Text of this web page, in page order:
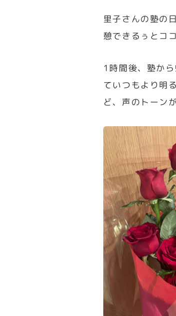
里子さんの塾の
憩できるぅとコ
1時間後、塾か
ていつもより明
ど、声のトーン